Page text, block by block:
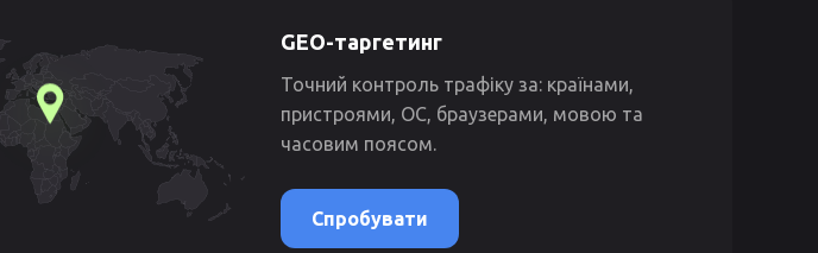
GEO-таргетинг
Точний контроль трафіку за: країнами,
пристроями, ОС, браузерами, мовою та
часовим поясом.
Спробувати